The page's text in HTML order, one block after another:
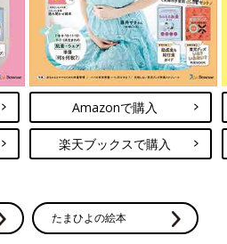
Amazonで購入
楽天ブックスで購入
たまひよの絵本